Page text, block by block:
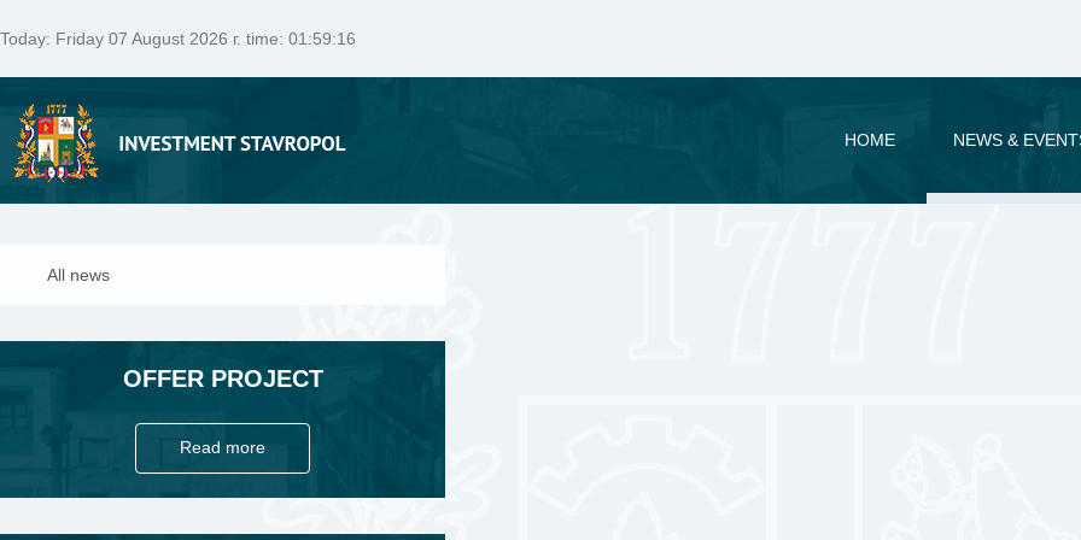
Today: Friday 07 August 2026 г. time: 01:59:17
HOME NEWS &
All news
OFFER PROJECT
Read more